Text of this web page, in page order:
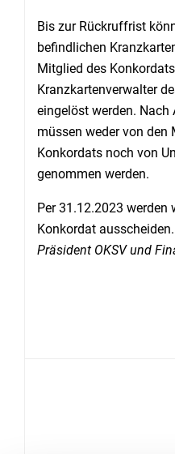
Bis zur Rückruffrist
befindlichen
Mitglied des
Kranzkartenverwalter
eingelöst werden.
müssen weder von den
Konkordats noch von
genommen werden.
Per 31.12.2023 werden
Konkordat ausscheiden.
Präsident OKSV und